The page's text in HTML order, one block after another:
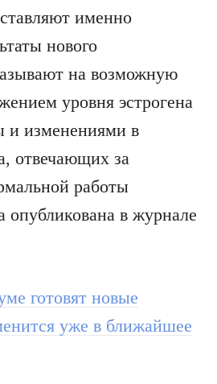
именно
нового
на возможную
уровня эстрогена
и изменениями в
отвечающих за
работы
опубликована в журнале
готовят новые
уже в ближайшее